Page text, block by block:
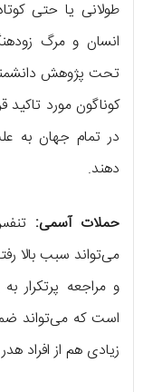
طولانی یا حتی
انسان و مرگ
تحت پژوهش
در تمام جهان به
دهند.
حملات آسمی:
می‌تواند سبب بالا
و مراجعه پرتکرار
است که می‌تواند
زیادی هم از افراد